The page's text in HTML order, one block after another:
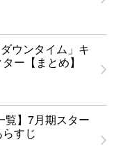
ウンタイム」キ
ー【まとめ】
覧】7月期スター
すじ